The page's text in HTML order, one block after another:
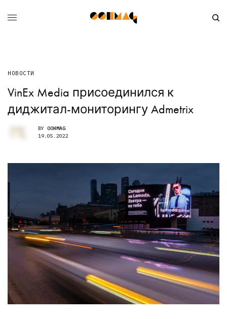
НОВОСТИ
VinEx Media присоединился к
диджитал-мониторингу Admetrix
BY OOHMAG
19.05.2022